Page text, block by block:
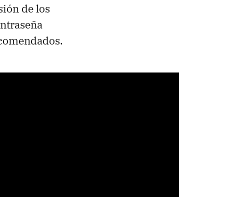
de los